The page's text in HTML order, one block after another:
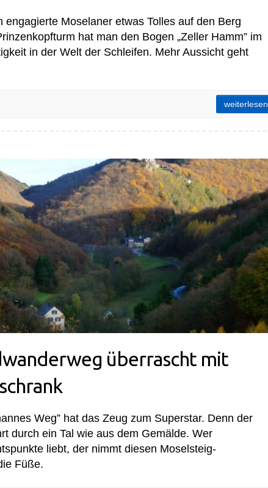
engagierte Moselaner etwas Tolles auf den Berg
hat man den Bogen „Zeller Hamm” im
in der Welt der Schleifen. Mehr Aussicht geht
weiterlesen
überrascht mit
Weg” hat das Zeug zum Superstar. Denn der
durch ein Tal wie aus dem Gemälde. Wer
liebt, der nimmt diesen Moselsteig-
Füße.